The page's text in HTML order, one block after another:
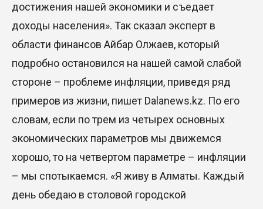
достижения нашей экономики и съедает
доходы населения». Так сказал эксперт в
области финансов Айбар Олжаев, который
подробно остановился на нашей самой слабой
стороне – проблеме инфляции, приведя ряд
примеров из жизни, пишет Dalanews.kz. По его
словам, если по трем из четырех основных
экономических параметров мы движемся
хорошо, то на четвертом параметре – инфляции
– мы спотыкаемся. «Я живу в Алматы. Каждый
день обедаю в столовой городской